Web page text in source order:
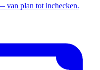
van plan tot inchecken.